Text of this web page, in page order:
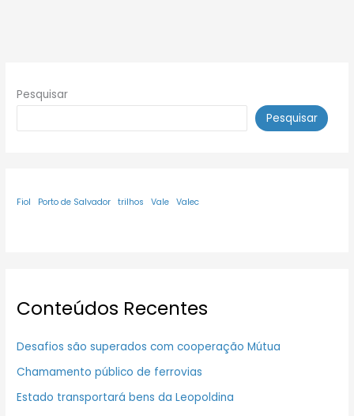
Pesquisar
Pesquisar
Fiol Porto de Salvador trilhos Vale Valec
Conteúdos Recentes
Desafios são superados com cooperação Mútua
Chamamento público de ferrovias
Estado transportará bens da Leopoldina